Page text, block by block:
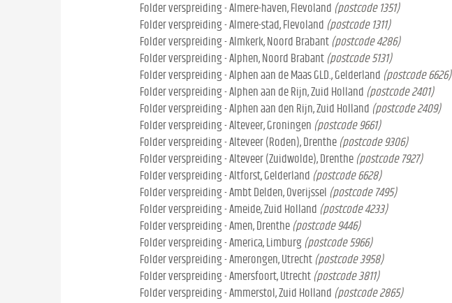
Folder verspreiding - Almere-haven, Flevoland (postcode 1351)
Folder verspreiding - Almere-stad, Flevoland (postcode 1311)
Folder verspreiding - Almkerk, Noord Brabant (postcode 4286)
Folder verspreiding - Alphen, Noord Brabant (postcode 5131)
Folder verspreiding - Alphen aan de Maas GLD., Gelderland (postcode 6626)
Folder verspreiding - Alphen aan de Rijn, Zuid Holland (postcode 2401)
Folder verspreiding - Alphen aan den Rijn, Zuid Holland (postcode 2409)
Folder verspreiding - Alteveer, Groningen (postcode 9661)
Folder verspreiding - Alteveer (Roden), Drenthe (postcode 9306)
Folder verspreiding - Alteveer (Zuidwolde), Drenthe (postcode 7927)
Folder verspreiding - Altforst, Gelderland (postcode 6628)
Folder verspreiding - Ambt Delden, Overijssel (postcode 7495)
Folder verspreiding - Ameide, Zuid Holland (postcode 4233)
Folder verspreiding - Amen, Drenthe (postcode 9446)
Folder verspreiding - America, Limburg (postcode 5966)
Folder verspreiding - Amerongen, Utrecht (postcode 3958)
Folder verspreiding - Amersfoort, Utrecht (postcode 3811)
Folder verspreiding - Ammerstol, Zuid Holland (postcode 2865)